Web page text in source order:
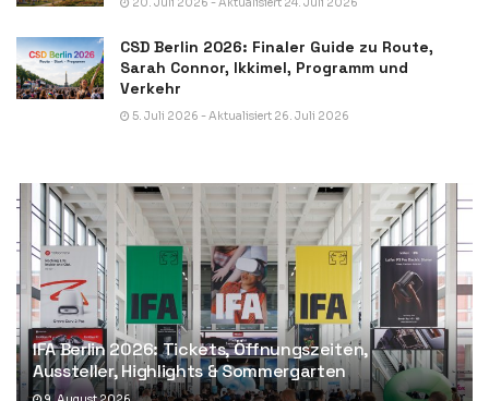
CSD Berlin 2026: Finaler Guide zu Route,
Sarah Connor, Ikkimel, Programm und
Verkehr
5. Juli 2026 - Aktualisiert 26. Juli 2026
IFA Berlin 2026: Tickets, Öffnungszeiten,
Aussteller, Highlights & Sommergarten